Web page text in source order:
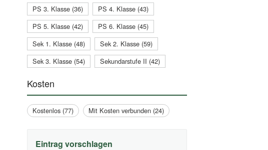
PS 3. Klasse (36)
PS 4. Klasse (43)
PS 5. Klasse (42)
PS 6. Klasse (45)
Sek 1. Klasse (48)
Sek 2. Klasse (59)
Sek 3. Klasse (54)
Sekundarstufe II (42)
Kosten
Kostenlos (77) Mit Kosten verbunden (24)
Eintrag vorschlagen